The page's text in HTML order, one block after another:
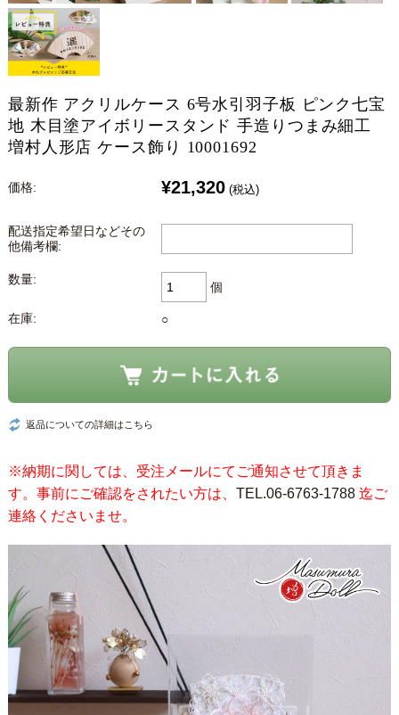
最新作 アクリルケース 6号水引羽子板 ピンク七宝
地 木目塗アイボリースタンド 手造りつまみ細工
増村人形店 ケース飾り 10001692
価格: ¥21,320 (税込)
配送指定希望日などその
他備考欄:
数量:
個
在庫: ○
返品についての詳細はこちら
※納期に関しては、受注メールにてご通知させて頂きま
す。事前にご確認をされたい方は、 TEL.06-6763-1788迄ご
連絡くださいませ。